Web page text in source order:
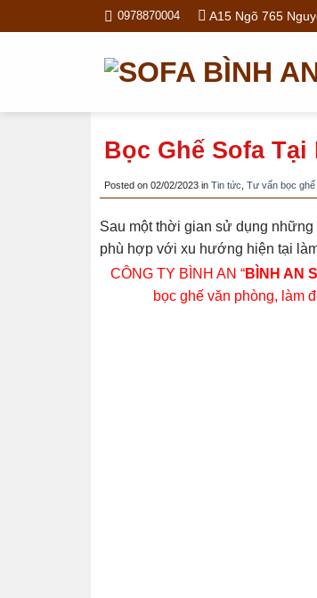
to
0978870004 A15 Ngõ 765
Bọc Ghế Sofa Tại
Posted on 02/02/2023 in Tin tức Tư vấn bọc ghế
Sau một thời gian sử dụng
phù hợp với xu hướng hiện tại
CÔNG TY BÌNH AN “BÌNH AN
bọc ghế văn phòng, làm